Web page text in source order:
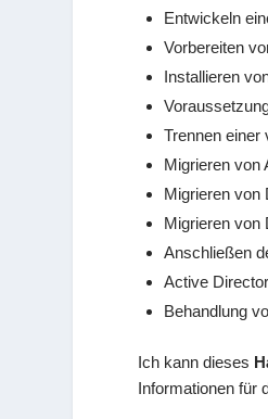
Entwickeln
Vorbereiten
Installieren
Trennen einer
Migrieren von
Migrieren von
Migrieren von
Anschließen
Active
Behandlung
Ich kann dieses
Informationen für